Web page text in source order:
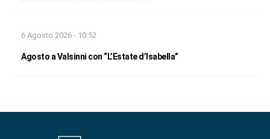
6 Agosto 2026 - 10:52
Agosto a Valsinni con “L’Estate d’Isabella”